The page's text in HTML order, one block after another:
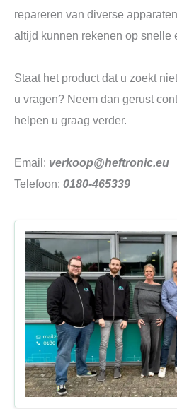
repareren van diverse
altijd kunnen rekenen op snelle
Staat het product dat u zoekt
u vragen? Neem dan gerust
helpen u graag verder.
Email: verkoop@heftronic.eu
Telefoon: 0180-465339